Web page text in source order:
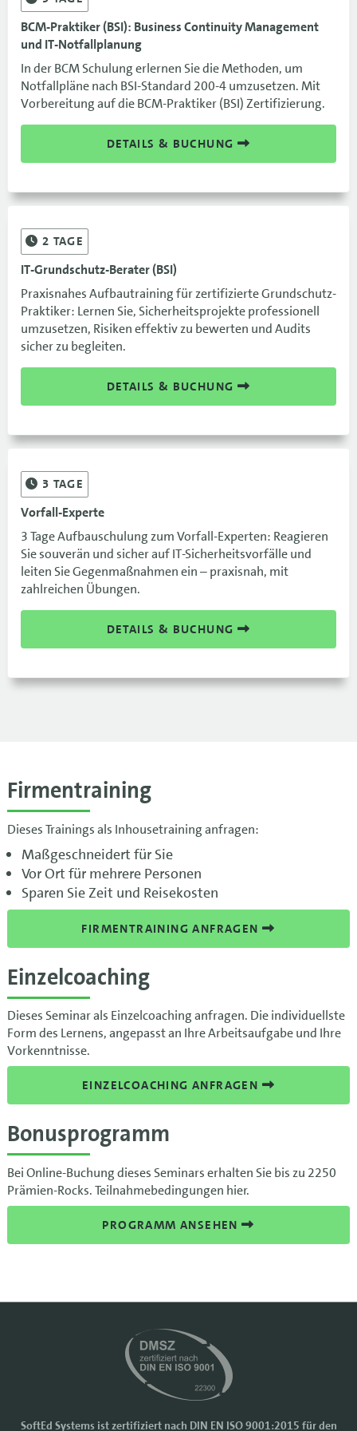
BCM-Praktiker (BSI): Business Continuity Management
und IT-Notfallplanung
In der BCM Schulung erlernen Sie die Methoden, um
Notfallpläne nach BSI-Standard 200-4 umzusetzen. Mit
Vorbereitung auf die BCM-Praktiker (BSI) Zertifizierung.
DETAILS & BUCHUNG
2 TAGE
IT-Grundschutz-Berater (BSI)
Praxisnahes Aufbautraining für zertifizierte Grundschutz-
Praktiker: Lernen Sie, Sicherheitsprojekte professionell
umzusetzen, Risiken effektiv zu bewerten und Audits
sicher zu begleiten.
DETAILS & BUCHUNG
3 TAGE
Vorfall-Experte
3 Tage Aufbauschulung zum Vorfall-Experten: Reagieren
Sie souverän und sicher auf IT-Sicherheitsvorfälle und
leiten Sie Gegenmaßnahmen ein – praxisnah, mit
zahlreichen Übungen.
DETAILS & BUCHUNG
Firmentraining
Dieses Trainings als Inhousetraining anfragen:
Maßgeschneidert für Sie
Vor Ort für mehrere Personen
Sparen Sie Zeit und Reisekosten
FIRMENTRAINING ANFRAGEN
Einzelcoaching
Dieses Seminar als Einzelcoaching anfragen. Die individuellste
Form des Lernens, angepasst an Ihre Arbeitsaufgabe und Ihre
Vorkenntnisse.
EINZELCOACHING ANFRAGEN
Bonusprogramm
Bei Online-Buchung dieses Seminars erhalten Sie bis zu 2250
Prämien-Rocks. Teilnahmebedingungen hier.
PROGRAMM ANSEHEN
SoftEd Systems ist zertifiziert nach DIN EN ISO 9001:2015 für den